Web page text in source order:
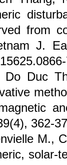
from
J.
Duc
362-
M.,
solar-